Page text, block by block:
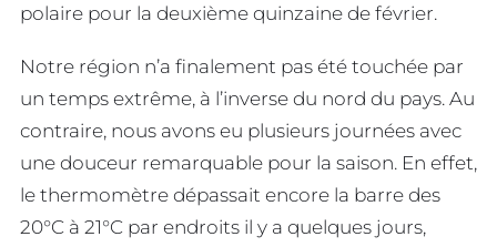
polaire pour la deuxième quinzaine de février.
Notre région n’a finalement pas été touchée par
un temps extrême, à l’inverse du nord du pays. Au
contraire, nous avons eu plusieurs journées avec
une douceur remarquable pour la saison. En effet,
le thermomètre dépassait encore la barre des
20°C à 21°C par endroits il y a quelques jours,